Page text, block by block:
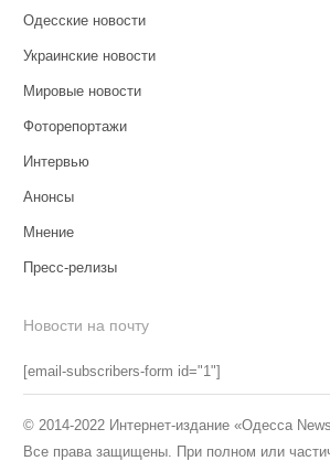
Одесские новости
Украинские новости
Мировые новости
Фоторепортажи
Интервью
Анонсы
Мнение
Пресс-релизы
Новости на почту
[email-subscribers-form id="1"]
© 2014-2022 Интернет-издание «Одесса
Все права защищены. При полном или